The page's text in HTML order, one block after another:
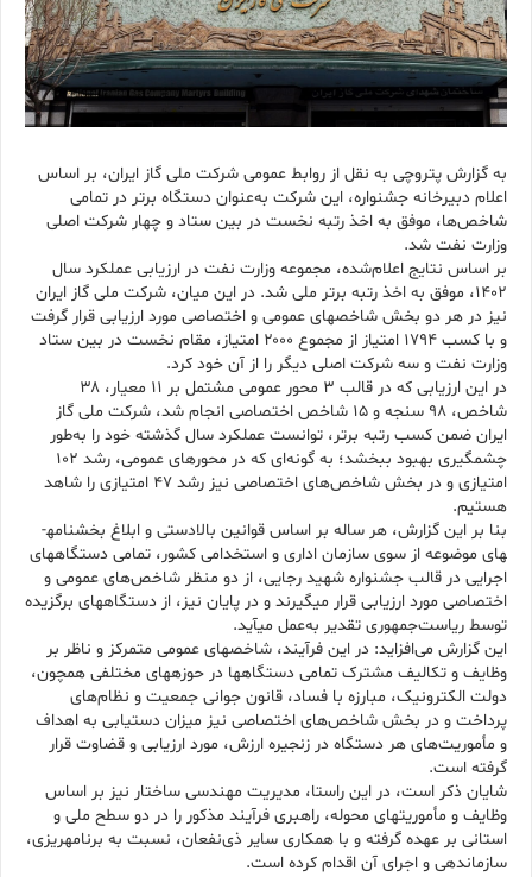
به گزارش پتروچی به نقل از روابط عمومی شرکت ملی گاز ایران، بر اساس
اعلام دبیرخانه جشنواره، این شرکت به‌عنوان دستگاه برتر در تمامی
شاخص‌ها، موفق به اخذ رتبه نخست در بین ستاد و چهار شرکت اصلی
وزارت نفت شد.
بر اساس نتایج اعلام‌شده، مجموعه وزارت نفت در ارزیابی عملکرد سال
۱۴۰۲، موفق به اخذ رتبه برتر ملی شد. در این میان، شرکت ملی گاز ایران
نیز در هر دو بخش شاخص­های عمومی و اختصاصی مورد ارزیابی قرار گرفت
و با کسب ۱۷۹۴ امتیاز از مجموع ۲۰۰۰ امتیاز، مقام نخست در بین ستاد
وزارت نفت و سه شرکت اصلی دیگر را از آن خود کرد.
در این ارزیابی که در قالب ۳ محور عمومی مشتمل بر ۱۱ معیار، ۳۸
شاخص، ۹۸ سنجه و ۱۵ شاخص اختصاصی انجام شد، شرکت ملی گاز
ایران ضمن کسب رتبه برتر، توانست عملکرد سال گذشته خود را به‌طور
چشمگیری بهبود ببخشد؛ به گونه‌ای که در محورهای عمومی، رشد ۱۰۲
امتیازی و در بخش شاخص‌های اختصاصی نیز رشد ۴۷ امتیازی را شاهد
هستیم.
بنا بر این گزارش، هر ساله بر اساس قوانین بالادستی و ابلاغ بخشنامه­
های موضوعه از سوی سازمان اداری و استخدامی کشور، تمامی دستگاه­های
اجرایی در قالب جشنواره شهید رجایی، از دو منظر شاخص‌های عمومی و
اختصاصی مورد ارزیابی قرار می­گیرند و در پایان نیز، از دستگاه­های برگزیده
توسط ریاست‌جمهوری تقدیر به‌عمل می­آید.
این گزارش می‌افزاید: در این فرآیند، شاخص­های عمومی متمرکز و ناظر بر
وظایف و تکالیف مشترک تمامی دستگاه­ها در حوزه­های مختلفی همچون،
دولت الکترونیک، مبارزه با فساد، قانون جوانی جمعیت و نظام‌های
پرداخت و در بخش شاخص‌های اختصاصی نیز میزان دستیابی به اهداف
و مأموریت‌های هر دستگاه در زنجیره ارزش، مورد ارزیابی و قضاوت قرار
گرفته است.
شایان ذکر است، در این راستا، مدیریت مهندسی ساختار نیز بر اساس
وظایف و مأموریت­های محوله، راهبری فرآیند مذکور را در دو سطح ملی و
استانی بر عهده گرفته و با همکاری سایر ذی‌نفعان، نسبت به برنامه­ریزی،
سازماندهی و اجرای آن اقدام کرده است.